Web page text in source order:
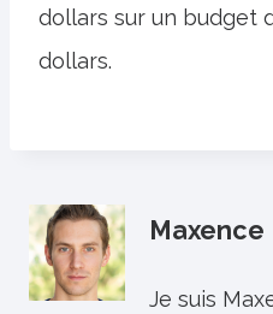
dollars sur un budget
dollars.
Maxence
Je suis